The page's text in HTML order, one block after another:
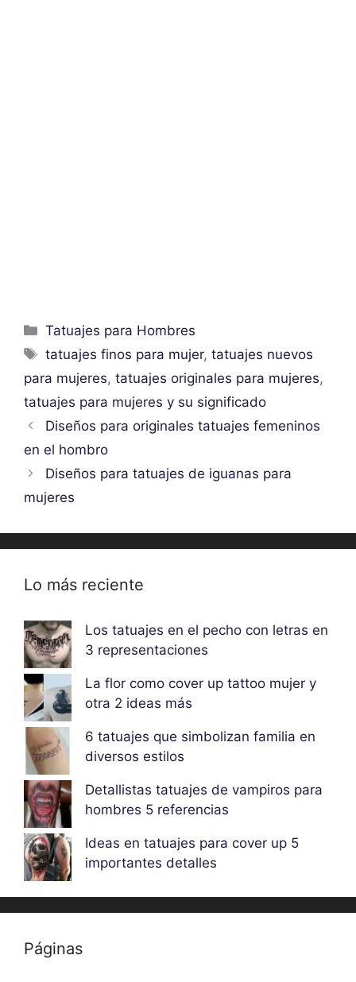
Categorías
Tatuajes para Hombres
Etiquetas
tatuajes finos para mujer,tatuajes nuevos
para mujeres, tatuajes originales para mujeres,
tatuajes para mujeres y su significado
Diseños para originales tatuajes femeninos
en el hombro
Diseños para tatuajes de iguanas para
mujeres
Lo más reciente
Los tatuajes en el pecho con letras en
3 representaciones
La flor como cover up tattoo mujer y
otra 2 ideas más
6 tatuajes que simbolizan familia en
diversos estilos
Detallistas tatuajes de vampiros para
hombres 5 referencias
Ideas en tatuajes para cover up 5
importantes detalles
Páginas